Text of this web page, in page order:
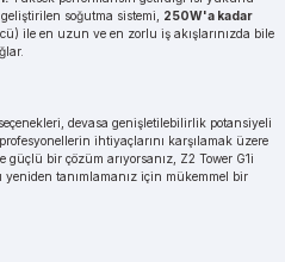
soğutma sistemi, 250W'a kadar
ile en uzun ve en zorlu iş akışlarınızda bile
devasa genişletilebilirlik potansiyeli
ihtiyaçlarını karşılamak üzere
güçlü bir çözüm arıyorsanız, Z2 Tower G1i
yeniden tanımlamanız için mükemmel bir